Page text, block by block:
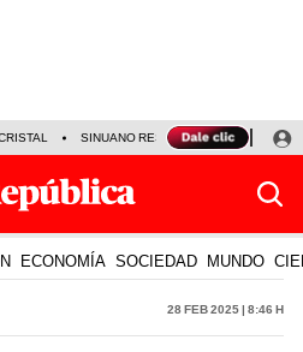
SINUANO RESULTADOS HOY
ECONOMÍA SOCIEDAD MUNDO
28 Feb 2025 | 8:46 h